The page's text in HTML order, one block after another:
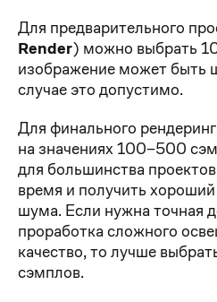
Для предварительного
Render) можно выбрать
изображение может быть
случае это допустимо.
Для финального
на значениях 100–500
для большинства
время и получить
шума. Если нужна точная
проработка сложного
качество, то лучше
сэмплов.